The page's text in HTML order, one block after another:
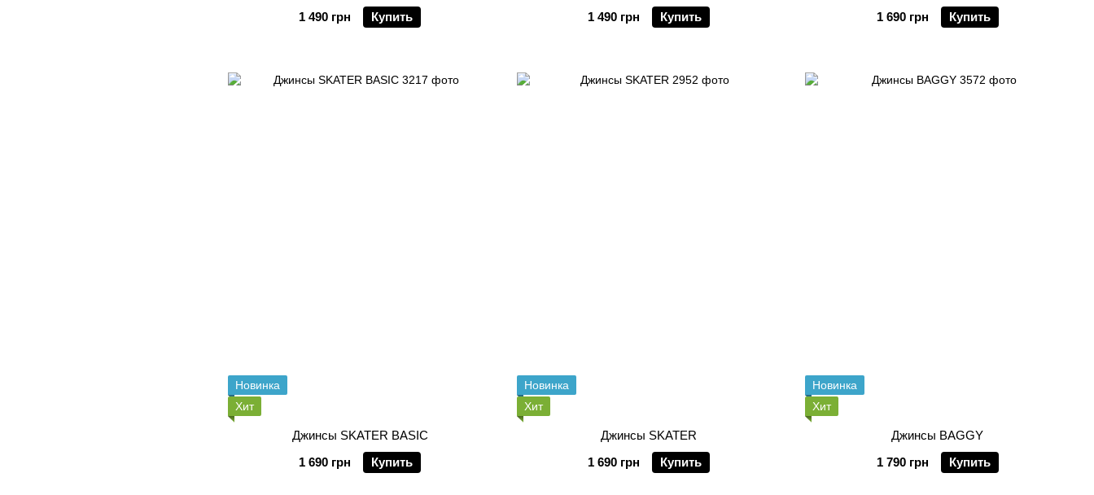
1 490 грн
Купить
1 490 грн
Купить
1 690 грн
Купить
Новинка
Хит
Джинсы SKATER BASIC
1 690 грн
Купить
Новинка
Хит
Джинсы SKATER
1 690 грн
Купить
Новинка
Хит
Джинсы BAGGY
1 790 грн
Купить